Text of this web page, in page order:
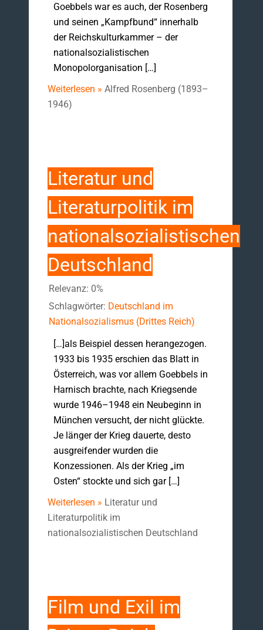
Goebbels war es auch, der Rosenberg
und seinen „Kampfbund“ innerhalb
der Reichskulturkammer – der
nationalsozialistischen
Monopolorganisation […]
Weiterlesen » Alfred Rosenberg (1893–
1946)
Literatur und
Literaturpolitik im
nationalsozialistischen
Deutschland
Relevanz: 0%
Schlagwörter: Deutschland im
Nationalsozialismus (Drittes Reich)
[…]als Beispiel dessen herangezogen.
1933 bis 1935 erschien das Blatt in
Österreich, was vor allem Goebbels in
Harnisch brachte, nach Kriegsende
wurde 1946–1948 ein Neubeginn in
München versucht, der nicht glückte.
Je länger der Krieg dauerte, desto
ausgreifender wurden die
Konzessionen. Als der Krieg „im
Osten“ stockte und sich gar […]
Weiterlesen » Literatur und
Literaturpolitik im
nationalsozialistischen Deutschland
Film und Exil im